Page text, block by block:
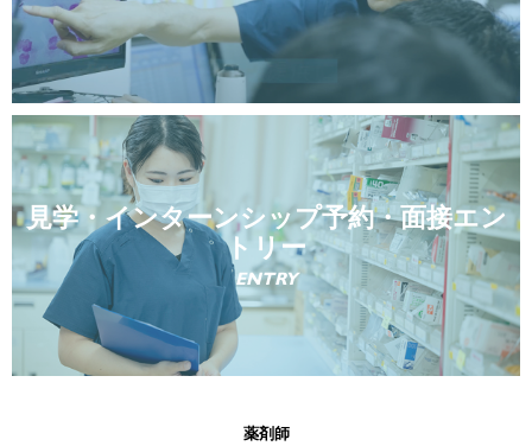
見学・インターンシップ予約・面接エン
トリー
ENTRY
薬剤師